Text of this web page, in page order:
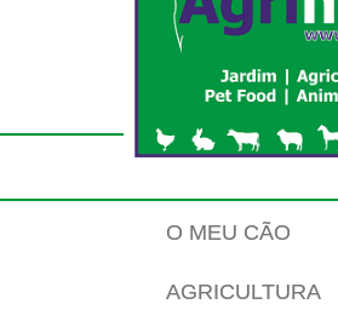
O MEU CÃO
AGRICULTURA